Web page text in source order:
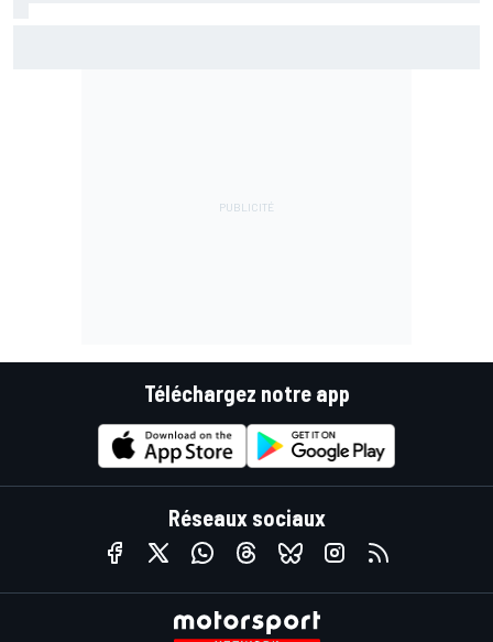
Téléchargez notre app
Réseaux sociaux